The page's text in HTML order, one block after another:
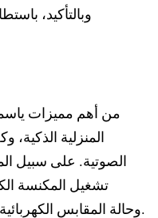
وبالتأكيد،
من أهم مميزات
المنزلية الذكية،
الصوتية. على سبيل
تشغيل المكنسة
التحقق من مستشعرات Zigbee وحالة المقابس الكهربائية.